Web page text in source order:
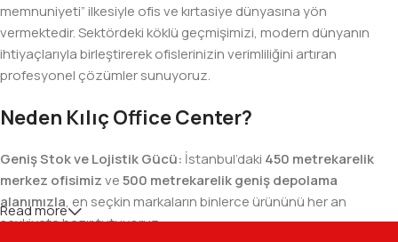
memnuniyeti” ilkesiyle ofis ve kırtasiye dünyasına yön
vermektedir. Sektördeki köklü geçmişimizi, modern dünyanın
ihtiyaçlarıyla birleştirerek ofislerinizin verimliliğini artıran
profesyonel çözümler sunuyoruz.
Neden Kılıç Office Center?
Geniş Stok ve Lojistik Gücü: İstanbul’daki 450 metrekarelik
merkez ofisimizve500 metrekarelik geniş depolama
alanımızla, en seçkin markaların binlerce ürününü her an
sevkiyata hazır tutuyoruz.
Read more